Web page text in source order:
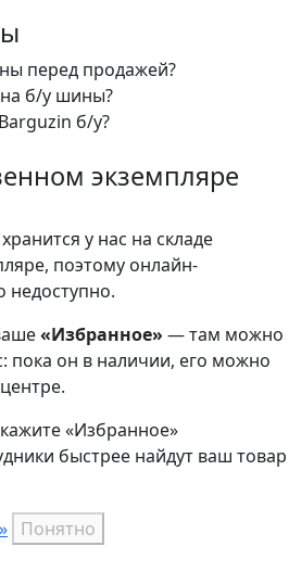
перед продажей?
б/у шины?
б/у?
экземпляре
у нас на складе
поэтому онлайн-
недоступно.
«Избранное» — там можно
пока он в наличии, его можно
«Избранное»
быстрее найдут ваш товар
Понятно